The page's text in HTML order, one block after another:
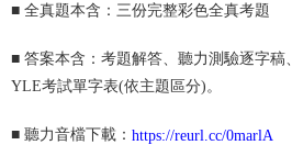
■ 全真題本含： 三份完整彩色全真考題
■ 答案本含： 考題解答、聽力測驗逐字稿
YLE考試單字表(依主題區分)。
■ 聽力音檔下載： https://reurl.cc/0marlA